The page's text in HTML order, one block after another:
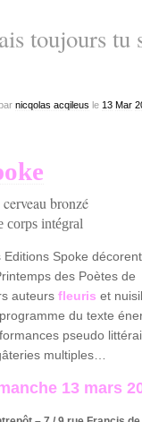
toujours
nicqolas acqileus le 13 Mar
bronzé
corps intégral
Editions Spoke décorent
des Poètes de
auteurs fleuris et
du texte
pseudo
multiples…
13 mars